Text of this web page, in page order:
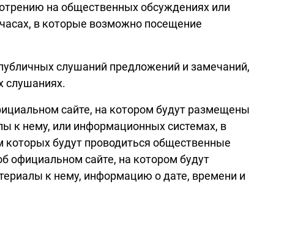
на общественных обсуждениях или
в которые возможно посещение
слушаний предложений и замечаний,
слушаниях.
сайте, на котором будут размещены
к нему, или информационных системах, в
будут проводиться общественные
сайте, на котором будут
к нему, информацию о дате, времени и